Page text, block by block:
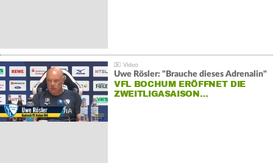
Uwe Rösler: "Brauche dieses Adrenalin"
VFL BOCHUM ERÖFFNET DIE
ZWEITLIGASAISON…